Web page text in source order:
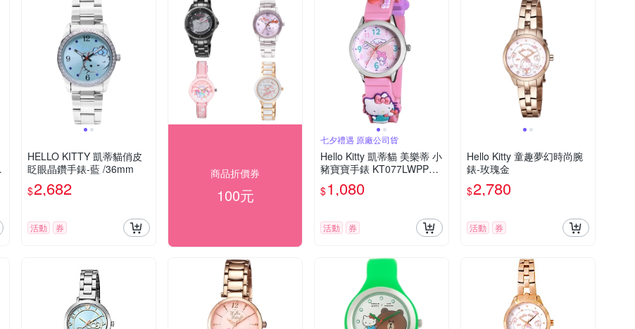
HELLO KITTY 凱蒂貓俏皮
眨眼晶鑽手錶-藍 /36mm
$2,682
活動 券
商品折價券
100元
七夕禮遇 原廠公司貨
Hello Kitty 凱蒂貓 美樂蒂 小
豬寶寶手錶 KT077LWPP1
七夕寵愛季 送禮推薦
$1,080
活動 券
Hello Kitty 童趣夢幻時尚腕
錶-玫瑰金
$2,780
活動 券